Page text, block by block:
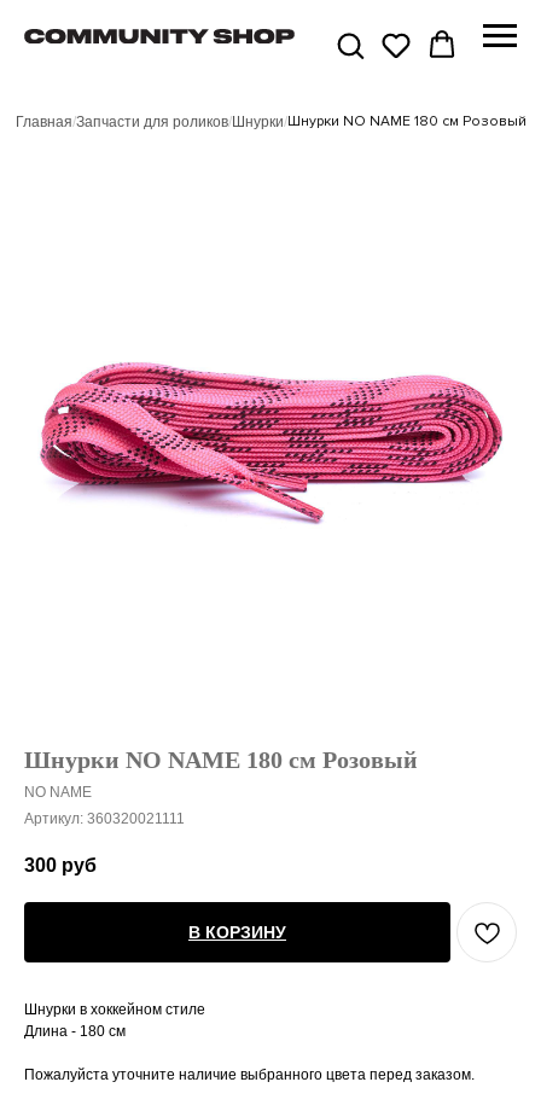
Главная/Запчасти для роликов/Шнурки/Шнурки NO NAME 180 см Розовый
Шнурки NO NAME 180 см Розовый
NO NAME
Артикул: 360320021111
300 руб
В КОРЗИНУ
Шнурки в хоккейном стиле
Длина - 180 см
Пожалуйста уточните наличие выбранного цвета перед заказом.